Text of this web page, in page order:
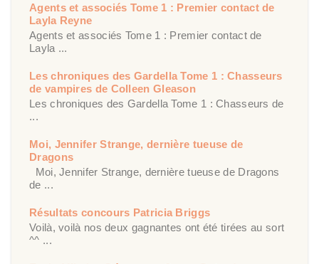
Agents et associés Tome 1 : Premier contact de
Layla Reyne
Agents et associés Tome 1 : Premier contact de
Layla ...
Les chroniques des Gardella Tome 1 : Chasseurs
de vampires de Colleen Gleason
Les chroniques des Gardella Tome 1 : Chasseurs de
...
Moi, Jennifer Strange, dernière tueuse de
Dragons
Moi, Jennifer Strange, dernière tueuse de Dragons
de ...
Résultats concours Patricia Briggs
Voilà, voilà nos deux gagnantes ont été tirées au sort
^^ ...